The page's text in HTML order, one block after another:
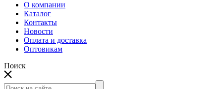
О компании
Каталог
Контакты
Новости
Оплата и доставка
Оптовикам
Поиск